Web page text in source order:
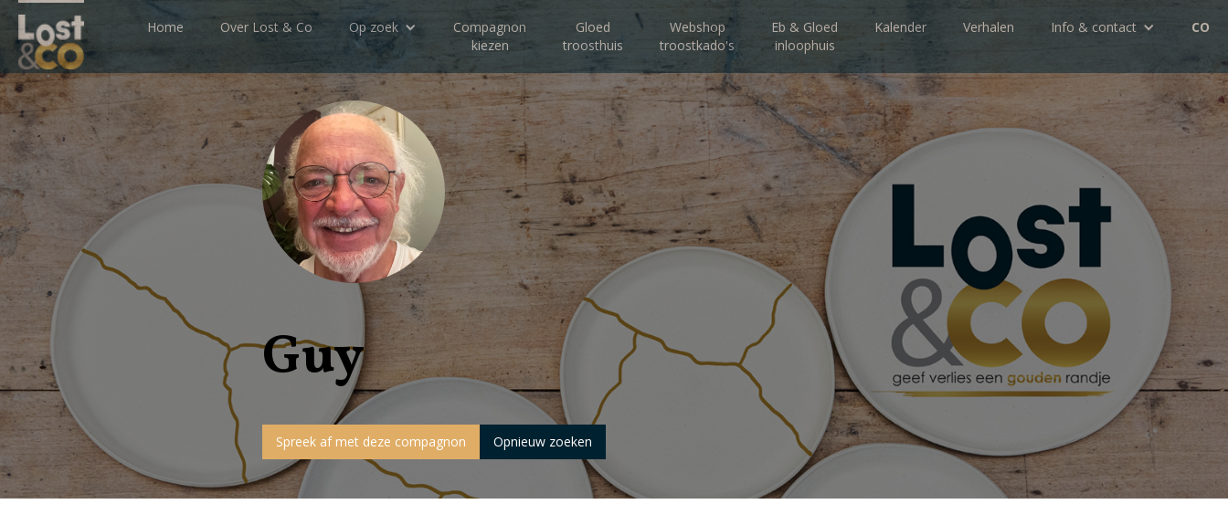
Home Over Lost & Co Op zoek
Compagnon
kiezen
Gloed
troosthuis
Webshop
troostkado's
Eb & Gloed
inloophuis
Kalender Verhalen Info & contact CO
Guy
Spreek af met deze compagnon Opnieuw zoeken